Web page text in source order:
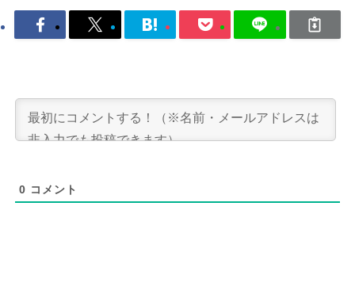
0 コメント